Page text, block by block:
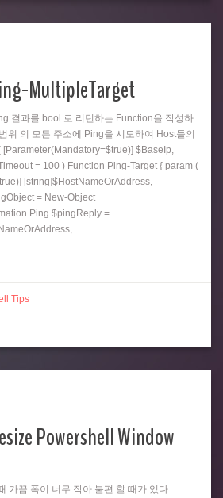
MultipleTarget
결과를 bool 로 리턴하는 Function을 작성하
위 의 모든 주소에 Ping을 시도하여 Host들의
[Parameter(Mandatory=$true)] $BaseIp,
= 100 ) Function Ping-Target { param (
[string]$HostNameOrAddress,
= New-Object
$pingReply =
Tips
Powershell Window
가끔 폭이 너무 작아 불편 할 때가 있다.